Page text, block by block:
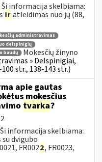
Ši informacija skelbiama:
iratleidimas nuo jų (88,
administravimas
delspinigių
baudų
Mokesčių žinyno
» Delspinigiai,
str., 138-143 str.)
apie gautas
mokesčius
tvarka?
informacija skelbiama:
dvigubo
FR0022, FR0023,